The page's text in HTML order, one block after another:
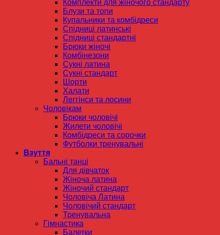
Комплекти для жіночого стандарту
Блузи та топи
Купальники та комбідреси
Спідниці латинські
Спідниці стандартні
Брюки жіночі
Комбінезони
Сукні латина
Сукні стандарт
Шорти
Халати
Леггінси та лосини
Чоловікам
Брюки чоловічі
Жилети чоловічі
Комбідреси та сорочки
Футболки тренувальні
Взуття
Бальні танці
Для дівчаток
Жіноча латина
Жіночий стандарт
Чоловіча Латина
Чоловічий стандарт
Тренувальна
Гімнастика
Балетки